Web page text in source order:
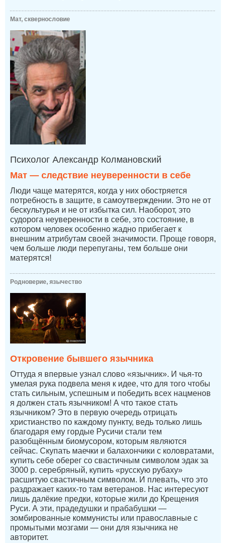
Мат, сквернословие
Психолог Александр Колмановский
Мат — следствие неуверенности в себе
Люди чаще матерятся, когда у них обостряется
потребность в защите, в самоутверждении. Это не от
бескультурья и не от избытка сил. Наоборот, это
судорога неуверенности в себе, это состояние, в
котором человек особенно жадно прибегает к
внешним атрибутам своей значимости. Проще говоря,
чем больше люди перепуганы, тем больше они
матерятся!
Родноверие, язычество
Откровение бывшего язычника
Оттуда я впервые узнал слово «язычник». И чья-то
умелая рука подвела меня к идее, что для того чтобы
стать сильным, успешным и победить всех нацменов
я должен стать язычником! А что такое стать
язычником? Это в первую очередь отрицать
христианство по каждому пункту, ведь только лишь
благодаря ему гордые Русичи стали тем
разобщённым биомусором, которым являются
сейчас. Скупать маечки и балахончики с коловратами,
купить себе оберег со свастичным символом эдак за
3000 р. серебряный, купить «русскую рубаху»
расшитую свастичным символом. И плевать, что это
раздражает каких-то там ветеранов. Нас интересуют
лишь далёкие предки, которые жили до Крещения
Руси. А эти, прадедушки и прабабушки —
зомбированные коммунисты или православные с
промытыми мозгами — они для язычника не
авторитет.